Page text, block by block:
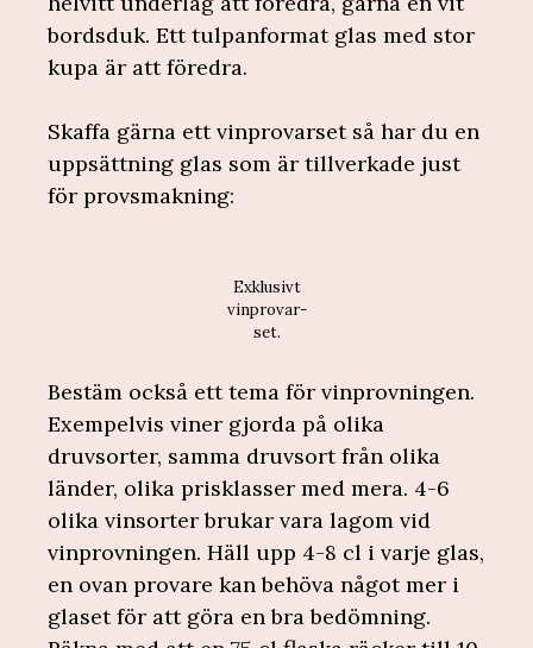
bordsduk. Ett tulpanformat glas med stor
kupa är att föredra.
Skaffa gärna ett vinprovarset så har du en
uppsättning glas som är tillverkade just
för provsmakning:
Exklusivt
vinprovar-
set.
Bestäm också ett tema för vinprovningen.
Exempelvis viner gjorda på olika
druvsorter, samma druvsort från olika
länder, olika prisklasser med mera. 4-6
olika vinsorter brukar vara lagom vid
vinprovningen. Häll upp 4-8 cl i varje glas,
en ovan provare kan behöva något mer i
glaset för att göra en bra bedömning.